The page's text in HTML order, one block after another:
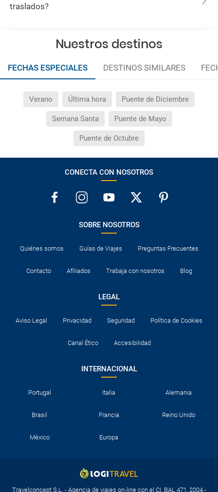
traslados?
Nuestros destinos
FECHAS ESPECIALES DESTINOS SIMILARES
Verano Última hora Puente de Diciembre
Semana Santa Puente de Mayo
Puente de Octubre
CONECTA CON NOSOTROS
SOBRE NOSOTROS
Quiénes somos Guías de Viajes Preguntas Frecuentes
Contacto Afiliados Trabaja con nosotros Blog
LEGAL
Aviso Legal Privacidad Seguridad Política de Cookies
Canal Ético Accesibilidad
INTERNACIONAL
Portugal Italia Alemania
Brasil Francia Reino Unido
México Europa
Travelconcept S.L. - Agencia de viajes on-line con el CI. BAL 471, 2004 -